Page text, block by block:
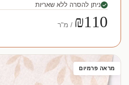
ניתן להסרה ללא שאריות
₪110 / מ"ר
מראה פרמיום